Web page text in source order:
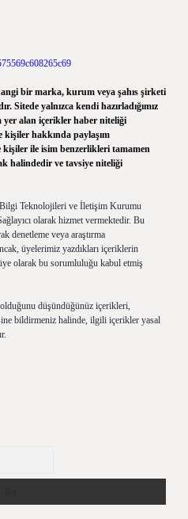
bir marka, kurum veya şahıs şirketi
Sitede yalnızca kendi hazırladığımız
yer alan içerikler haber niteliği
kişiler hakkında paylaşım
kişiler ile isim benzerlikleri tamamen
halindedir ve tavsiye niteliği
Bilgi Teknolojileri ve İletişim Kurumu
olarak hizmet vermektedir. Bu
denetleme veya araştırma
üyelerimiz yazdıkları içeriklerin
olarak bu sorumluluğu kabul etmiş
düşündüğünüz içerikleri,
bildirmeniz halinde, ilgili içerikler yasal